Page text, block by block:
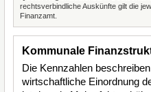
rechtsverbindliche Auskünfte gilt die
Finanzamt.
Kommunale
Die Kennzahlen
wirtschaftliche Einordnung